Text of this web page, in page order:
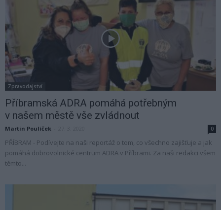
Zpravodajství
Příbramská ADRA pomáhá potřebným
v našem městě vše zvládnout
Martin Poulíček 0
PŘÍBRAM - Podívejte na naši reportáž o tom, co všechno zajišťuje a jak
pomáhá dobrovolnické centrum ADRA v Příbrami. Za naši redakci všem
těmto...